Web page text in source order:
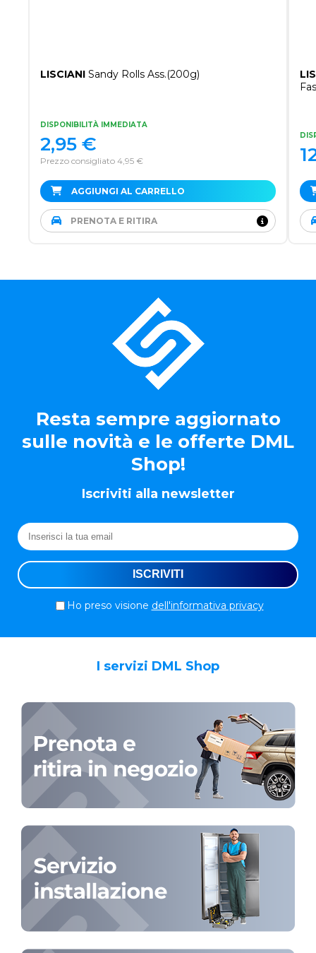
LISCIANI Sandy Rolls Ass.(200g)
DISPONIBILITÀ IMMEDIATA
Prezzo consigliato 4,95 €
2,95 €
AGGIUNGI AL CARRELLO
PRENOTA E RITIRA
Resta sempre aggiornato
sulle novità e le offerte DML
Shop!
Iscriviti alla newsletter
Ho preso visione dell'informativa privacy
I servizi DML Shop